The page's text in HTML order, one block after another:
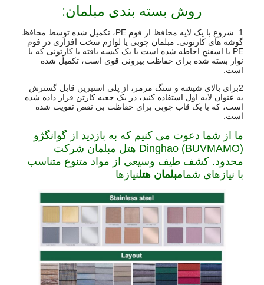
روش بسته بندی مبلمان:
1. شروع با یک لایه محافظ از فوم PE، تکمیل شده توسط محافظ
گوشه های کارتونی. مبلمان چوبی یا لوازم سخت افزاری در فوم
PE یا اسفنج احاطه شده است.با یک کیسه بافته یا کارتونی که با
نوار بسته شده برای حفاظت بیرونی قوی است، تکمیل شده
است.
2برای بالای شیشه و سنگ مرمر، از پلی استیرین قابل گسترش
به عنوان لایه اول استفاده کنید، در یک جعبه کارتن قرار داده شده
است، که با یک قاب چوبی برای حفاظت بی نقص تقویت شده
است.
ما از شما دعوت می کنیم که به بازدید از گوانگژو
Dinghao (BUVMAMO) هتل مبلمان شرکت
محدود. کشف طیف وسیعی از مواد متنوع متناسب
با نیازهای شمامبلمان هتلنيازها